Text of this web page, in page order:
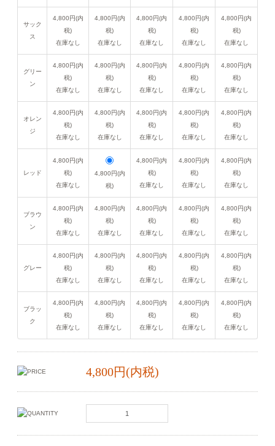
サック
ス
4,800円(内
税)
在庫なし
4,800円(内
税)
在庫なし
4,800円(内
税)
在庫なし
4,800円(内
税)
在庫なし
4,800円(内
税)
在庫なし
グリー
ン
4,800円(内
税)
在庫なし
4,800円(内
税)
在庫なし
4,800円(内
税)
在庫なし
4,800円(内
税)
在庫なし
4,800円(内
税)
在庫なし
オレン
ジ
4,800円(内
税)
在庫なし
4,800円(内
税)
在庫なし
4,800円(内
税)
在庫なし
4,800円(内
税)
在庫なし
4,800円(内
税)
在庫なし
レッド
4,800円(内
税)
在庫なし
4,800円(内
税)
4,800円(内
税)
在庫なし
4,800円(内
税)
在庫なし
4,800円(内
税)
在庫なし
ブラウ
ン
4,800円(内
税)
在庫なし
4,800円(内
税)
在庫なし
4,800円(内
税)
在庫なし
4,800円(内
税)
在庫なし
4,800円(内
税)
在庫なし
グレー
4,800円(内
税)
在庫なし
4,800円(内
税)
在庫なし
4,800円(内
税)
在庫なし
4,800円(内
税)
在庫なし
4,800円(内
税)
在庫なし
ブラッ
ク
4,800円(内
税)
在庫なし
4,800円(内
税)
在庫なし
4,800円(内
税)
在庫なし
4,800円(内
税)
在庫なし
4,800円(内
税)
在庫なし
4,800円(内税)